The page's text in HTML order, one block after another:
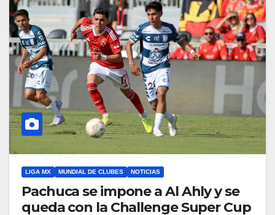
LIGA MX MUNDIAL DE CLUBES NOTICIAS
Pachuca se impone a Al Ahly y se
queda con la Challenge Super Cup